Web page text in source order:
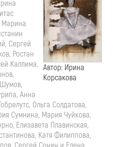
Автор: Ирина
Корсакова
Марина
Сергей
Ростан
Каллима,
Анна
Ольга Солдатова,
Сумнина, Мария Чуйкова,
Елизавета Плавинская,
Катя Филиппова,